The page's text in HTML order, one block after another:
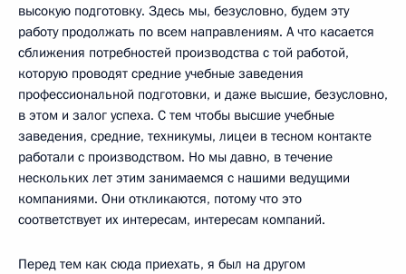
высокую подготовку. Здесь мы, безусловно, будем эту
работу продолжать по всем направлениям. А что касается
сближения потребностей производства с той работой,
которую проводят средние учебные заведения
профессиональной подготовки, и даже высшие, безусловно,
в этом и залог успеха. С тем чтобы высшие учебные
заведения, средние, техникумы, лицеи в тесном контакте
работали с производством. Но мы давно, в течение
нескольких лет этим занимаемся с нашими ведущими
компаниями. Они откликаются, потому что это
соответствует их интересам, интересам компаний.
Перед тем как сюда приехать, я был на другом